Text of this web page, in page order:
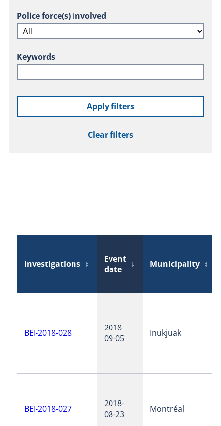
Police force(s) involved
Keywords
Apply filters
Clear filters
Investigations ↕
Event
date
↓ Municipality ↕
BEI-2018-028
2018-
09-05
Inukjuak
BEI-2018-027
2018-
08-23
Montréal